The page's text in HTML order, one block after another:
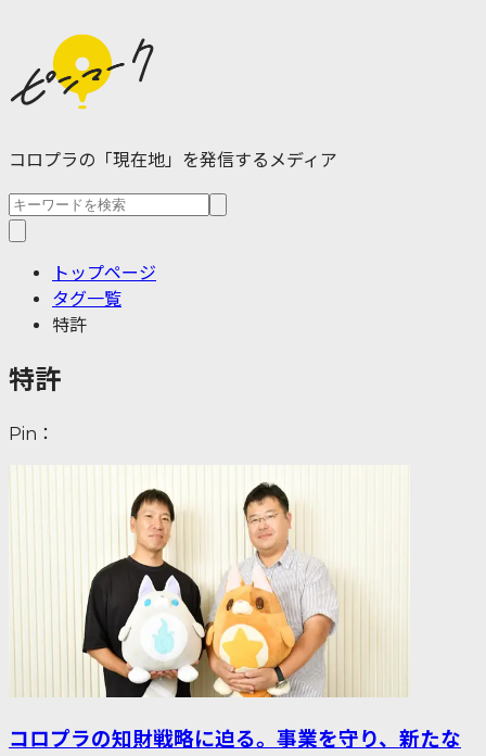
コロプラの「現在地」を発信するメディア
トップページ
タグ一覧
特許
特許
Pin：
コロプラの知財戦略に迫る。事業を守り、新たな